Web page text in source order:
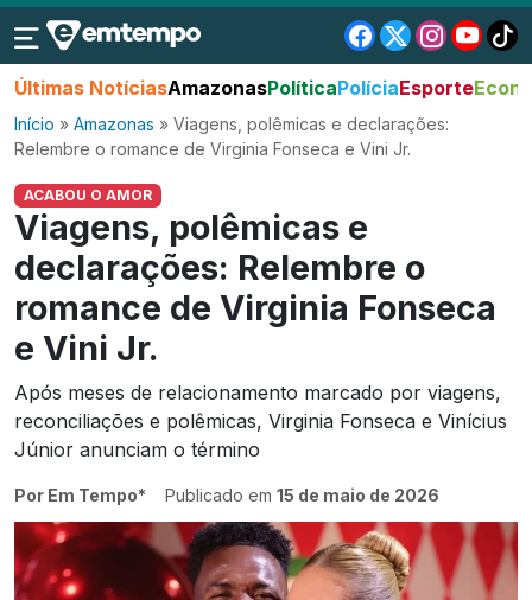
Últimas NotíciasAmazonasPolíticaPolíciaEsporte
Início » Amazonas » Viagens, polêmicas e declarações:
Relembre o romance de Virginia Fonseca e Vini Jr.
ACABOU O AMOR
Viagens, polêmicas e
declarações: Relembre o
romance de Virginia Fonseca
e Vini Jr.
Após meses de relacionamento marcado por viagens,
reconciliações e polêmicas, Virginia Fonseca e Vinícius
Júnior anunciam o término
Por Em Tempo* Publicado em 15 de maio de 2026